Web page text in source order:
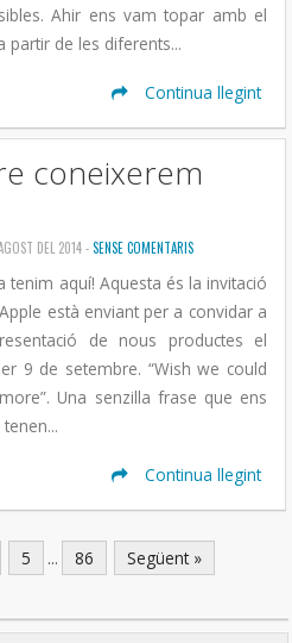
Ahir ens vam topar amb el
partir de les diferents...
Continua llegint
coneixerem
DEL 2014 -SENSE COMENTARIS
tenim aquí! Aquesta és la invitació
està enviant per a convidar a
de nous productes el
9 de setembre. “Wish we could
Una senzilla frase que ens
Continua llegint
5 ... 86 Següent »